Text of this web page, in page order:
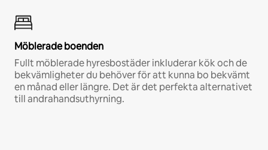
Möblerade boenden
Fullt möblerade hyresbostäder inkluderar kök och de
bekvämligheter du behöver för att kunna bo bekvämt
en månad eller längre. Det är det perfekta alternativet
till andrahandsuthyrning.